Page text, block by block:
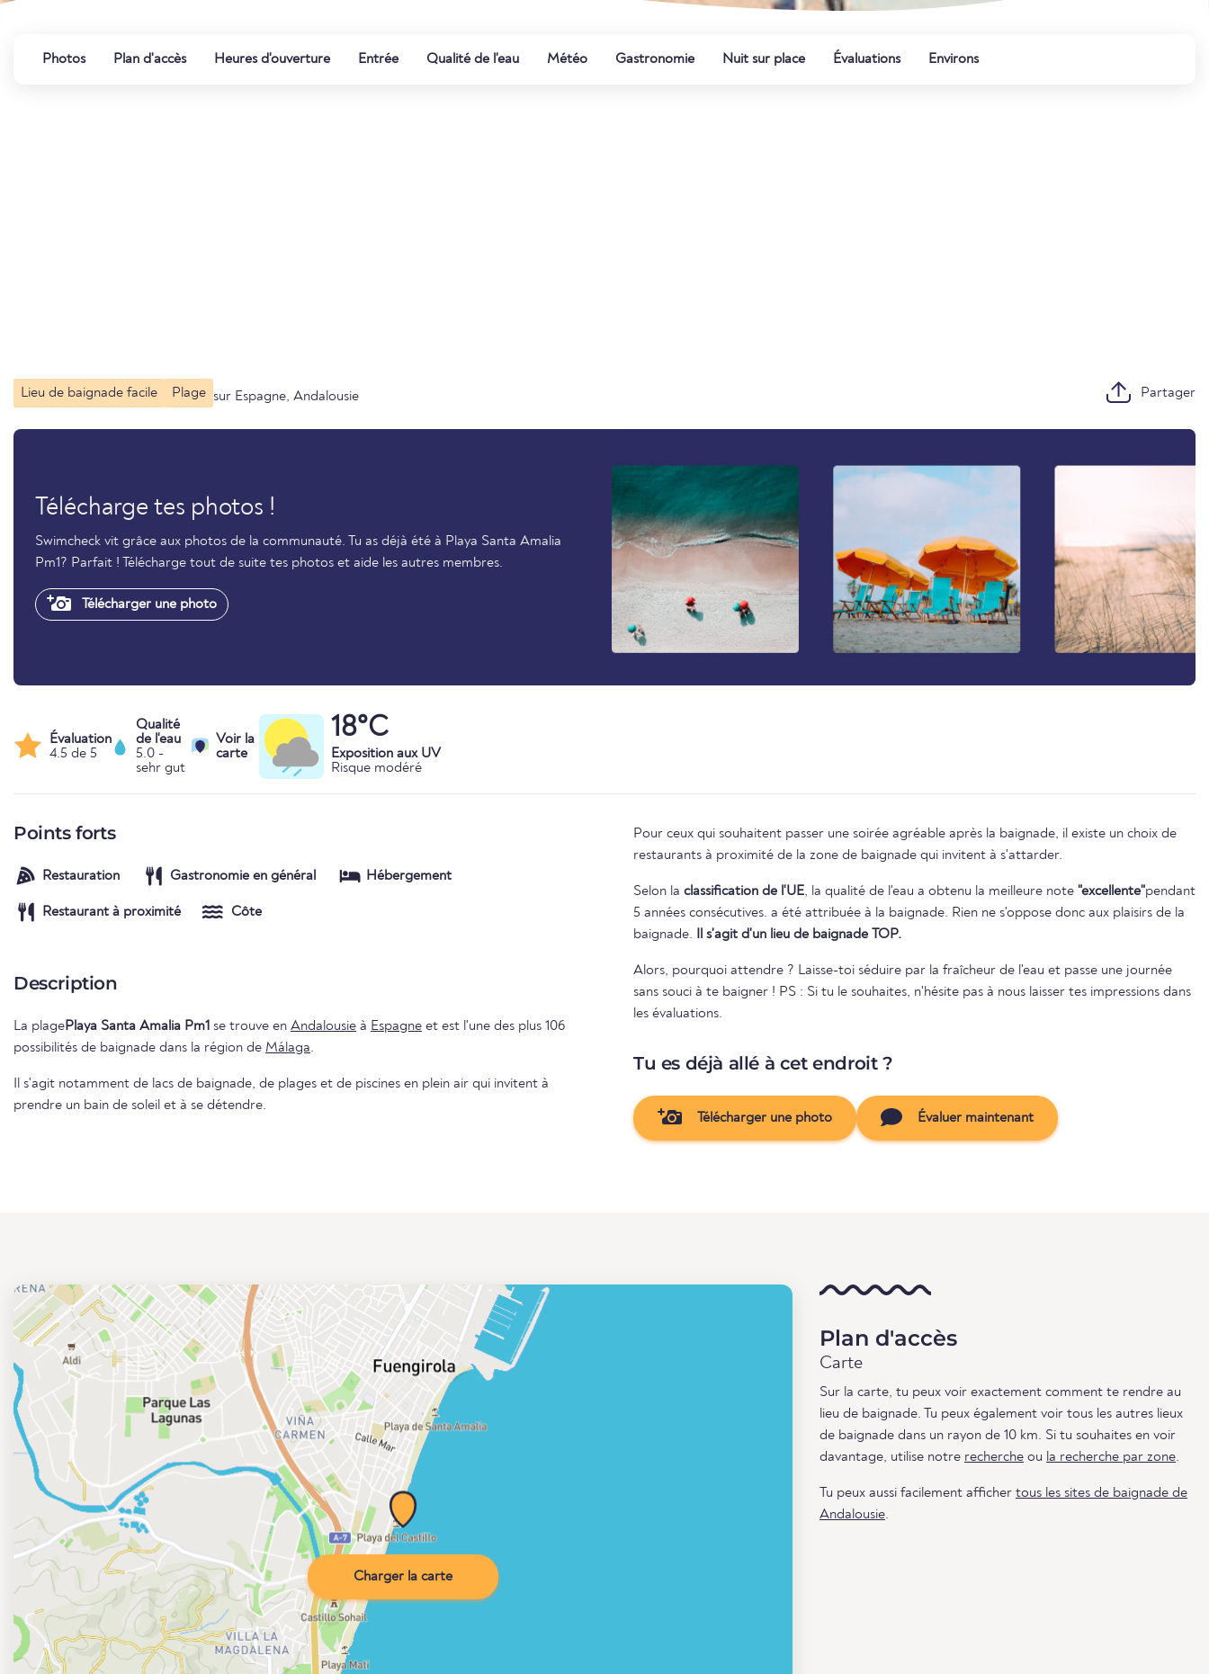
Photos Plan d'accès Heures d'ouverture Entrée Qualité de l'eau Météo Gastronomie Nuit sur place Évaluations Environs
Lieu de baignade facile Plage sur Espagne, Andalousie Partager
Télécharge tes photos !
Swimcheck vit grâce aux photos de la communauté. Tu as déjà été à Playa Santa Amalia
Pm1? Parfait ! Télécharge tout de suite tes photos et aide les autres membres.
Télécharger une photo
Évaluation
4.5 de 5
Qualité
de l'eau
5.0 -
sehr gut
Voir la
carte
18°C
Exposition aux UV
Risque modéré
Points forts
Restauration Gastronomie en général Hébergement
Restaurant à proximité Côte
Description
La plage Playa Santa Amalia Pm1 se trouve en Andalousie à Espagne et est l'une des plus 106
possibilités de baignade dans la région de Málaga.
Il s'agit notamment de lacs de baignade, de plages et de piscines en plein air qui invitent à
prendre un bain de soleil et à se détendre.
Pour ceux qui souhaitent passer une soirée agréable après la baignade, il existe un choix de
restaurants à proximité de la zone de baignade qui invitent à s'attarder.
Selon la classification de l'UE, la qualité de l'eau a obtenu la meilleure note "excellente"pendant
5 années consécutives. a été attribuée à la baignade. Rien ne s'oppose donc aux plaisirs de la
baignade.
Il s'agit d'un lieu de baignade TOP.
Alors, pourquoi attendre ? Laisse-toi séduire par la fraîcheur de l'eau et passe une journée
sans souci à te baigner ! PS : Si tu le souhaites, n'hésite pas à nous laisser tes impressions dans
les évaluations.
Tu es déjà allé à cet endroit ?
Télécharger une photo Évaluer maintenant
Charger la carte
Plan d'accès
Carte
Sur la carte, tu peux voir exactement comment te rendre au
lieu de baignade. Tu peux également voir tous les autres lieux
de baignade dans un rayon de 10 km. Si tu souhaites en voir
davantage, utilise notre recherche ou la recherche par zone.
Tu peux aussi facilement afficher tous les sites de baignade de
Andalousie.